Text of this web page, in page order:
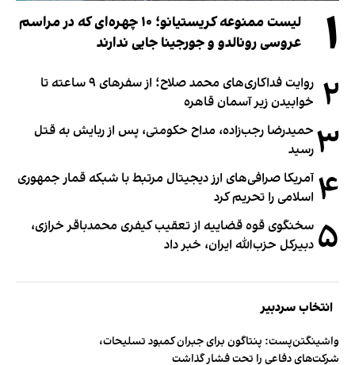
۱
لیست ممنوعه کریستیانو؛ ۱۰ چهره‌ای که در مراسم
عروسی رونالدو و جورجینا جایی ندارند
۲
روایت فداکاری‌های محمد صلاح؛ از سفرهای ۹ ساعته تا
خوابیدن زیر آسمان قاهره
۳ حمیدرضا رجب‌زاده، مداح حکومتی، پس از ربایش به قتل
رسید
۴ آمریکا صرافی‌های ارز دیجیتال مرتبط با شبکه قمار جمهوری
اسلامی را تحریم کرد
۵ سخنگوی قوه قضاییه از تعقیب کیفری محمدباقر خرازی،
دبیر‌کل حزب‌الله ایران، خبر داد
انتخاب سردبیر
واشینگتن‌پست: پنتاگون برای جبران کمبود تسلیحات،
شرکت‌های دفاعی را تحت فشار گذاشت